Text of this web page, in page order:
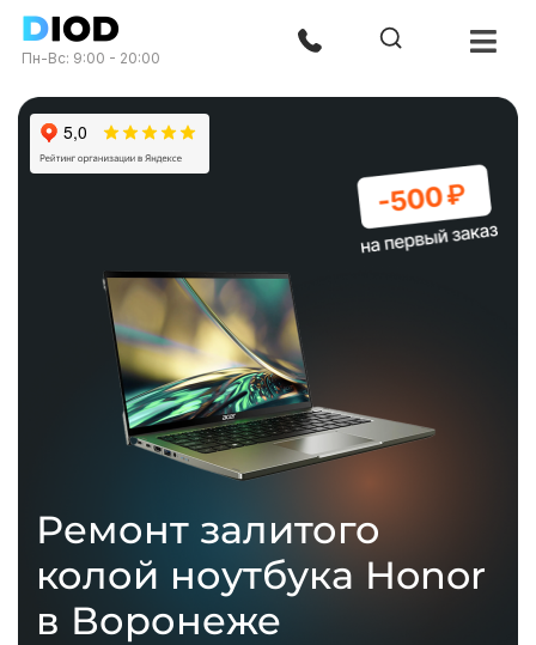
Пн-Вс: 9:00 - 20:00
Ремонт залитого
колой ноутбука Honor
в Воронеже